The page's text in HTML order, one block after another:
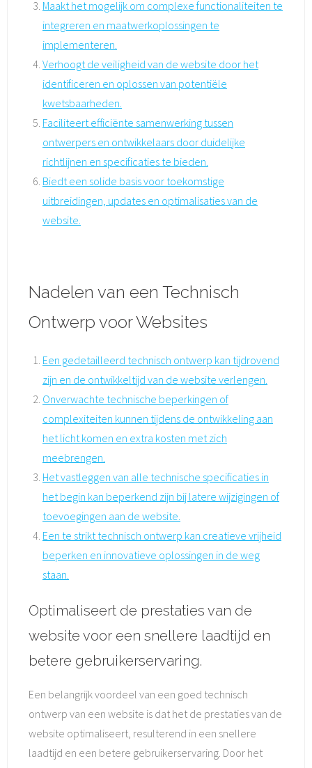
Maakt het mogelijk om complexe functionaliteiten te
integreren en maatwerkoplossingen te
implementeren.
Verhoogt de veiligheid van de website door het
identificeren en oplossen van potentiële
kwetsbaarheden.
Faciliteert efficiënte samenwerking tussen
ontwerpers en ontwikkelaars door duidelijke
richtlijnen en specificaties te bieden.
Biedt een solide basis voor toekomstige
uitbreidingen, updates en optimalisaties van de
website.
Nadelen van een Technisch
Ontwerp voor Websites
Een gedetailleerd technisch ontwerp kan tijdrovend
zijn en de ontwikkeltijd van de website verlengen.
Onverwachte technische beperkingen of
complexiteiten kunnen tijdens de ontwikkeling aan
het licht komen en extra kosten met zich
meebrengen.
Het vastleggen van alle technische specificaties in
het begin kan beperkend zijn bij latere wijzigingen of
toevoegingen aan de website.
Een te strikt technisch ontwerp kan creatieve vrijheid
beperken en innovatieve oplossingen in de weg
staan.
Optimaliseert de prestaties van de
website voor een snellere laadtijd en
betere gebruikerservaring.
Een belangrijk voordeel van een goed technisch
ontwerp van een website is dat het de prestaties van de
website optimaliseert, resulterend in een snellere
laadtijd en een betere gebruikerservaring. Door het